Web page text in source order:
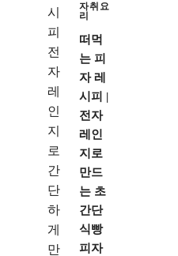
자취요
리
떠먹
는 피
자 레
시피 |
전자
레인
지로
만드
는 초
간단
식빵
피자